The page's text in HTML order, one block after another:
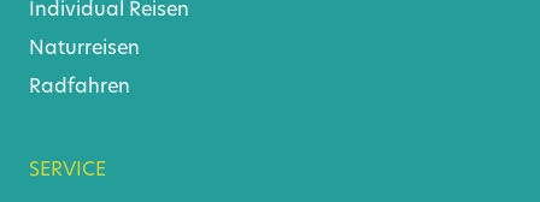
Individual Reisen
Naturreisen
Radfahren
SERVICE